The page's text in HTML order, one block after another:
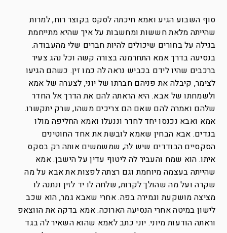
סוף השבוע הגיע ואמא חיכתה לסקס בקוצר רוח, למרות
שהייתה מלאת חששות ומחשבות על איך שהיא מתייחמת
בגילה על בחורים שיכולים להיות חברים שלי מהעבודה.
בנסיעה בדרך אמא התחרמנה בצורה קשה וכל נהג צעיר
ברכבים שהיו לידם בכביש נראה לה כמו זין. כשהם הגיעו
לצימר, קיבלה את פניהם חברתו של יוני, לצערה של אמא
ולשמחתו של אבא. היא הראתה להם את הדרך אל החדר
שלהם ואמרה להם שאם הם צריכים משהו, שרק יתקשרו.
אמא ואבא נכנסו יחד לחדר וננעלו ואמא החליפה מולו
בגדים. אבא הבחין שאמא לובשת את אחד החוטינים
הסקסיים הבודדים שיש לה, שמשמשים אותה רק בסקס
איתו. הוא שמח והעביר לה ליטוף עדין על הישבן. אמא
שהייתה בעצמה מיוחמת וגם רצתה לפצות את אבא על מה
שקרה ועל מה שהולך לקרות, שלחה לו יד לזין ונתנה לו
מציצה מושקעת וגמירה בפה. אחרי שאבא גמר, הוא שכב
לישון במיטה אחרי הנסיעה הארוכה. אמא בדקה את הווצאפ
וראתה הודעות מיוני. יוני כתב לאמא שהוא השאיר לה בגד